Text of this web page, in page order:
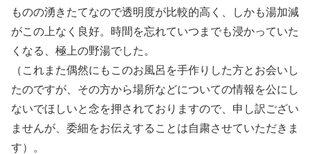
ものの湧きたてなので透明度が比較的高く、しかも湯加減
がこの上なく良好。時間を忘れていつまでも浸かっていた
くなる、極上の野湯でした。
（これまた偶然にもこのお風呂を手作りした方とお会いし
たのですが、その方から場所などについての情報を公にし
ないでほしいと念を押されておりますので、申し訳ござい
ませんが、委細をお伝えすることは自粛させていただきま
す）。